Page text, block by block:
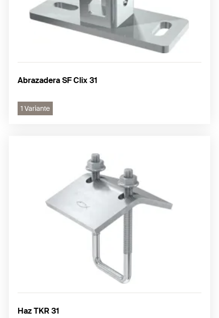
Abrazadera SF Clix 31
1 Variante
Haz TKR 31